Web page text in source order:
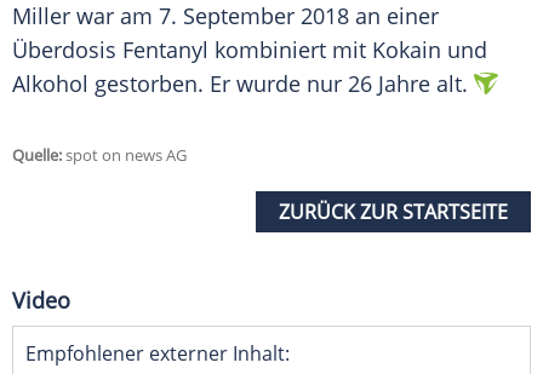
Miller war am 7. September 2018 an einer
Überdosis Fentanyl kombiniert mit Kokain und
Alkohol gestorben. Er wurde nur 26 Jahre alt.
Quelle:spot on news AG
ZURÜCK ZUR STARTSEITE
Video
Empfohlener externer Inhalt: